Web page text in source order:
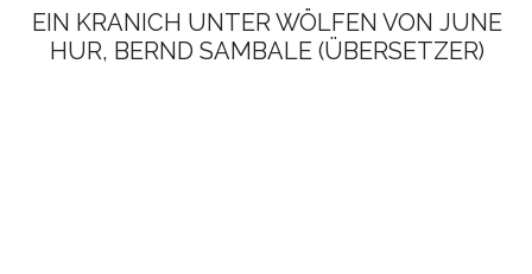
EIN KRANICH UNTER WÖLFEN VON JUNE
HUR, BERND SAMBALE (ÜBERSETZER)